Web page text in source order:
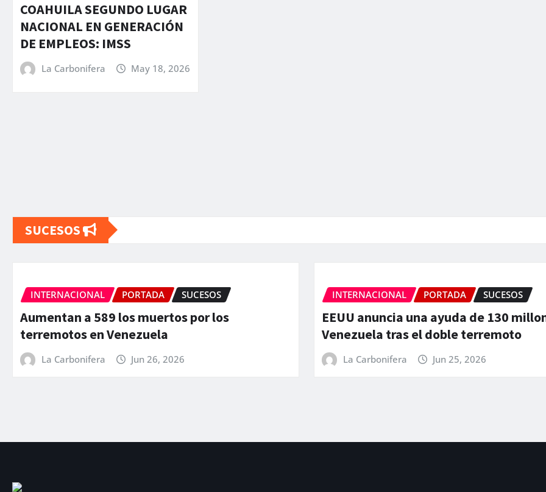
COAHUILA SEGUNDO LUGAR
NACIONAL EN GENERACIÓN
DE EMPLEOS: IMSS
La Carbonifera May 18, 2026
SUCESOS
INTERNACIONAL PORTADA SUCESOS
EEUU anuncia una ayuda de 130 millones para
Venezuela tras el doble terremoto
La Carbonifera Jun 25, 2026
INTERNACIONAL PORTADA
La ONU llama a la
ante los “devastadores”
Venezuela